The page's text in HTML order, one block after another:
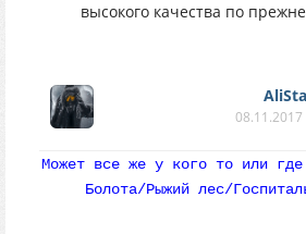
высокого качества по
08.11.2017
Может все же у кого то или где
Болота/Рыжий лес/